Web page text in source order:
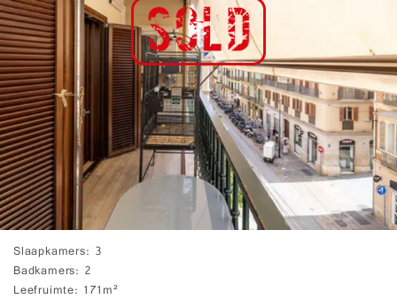
Slaapkamers 3
Badkamers 2
Leefruimte 171m²